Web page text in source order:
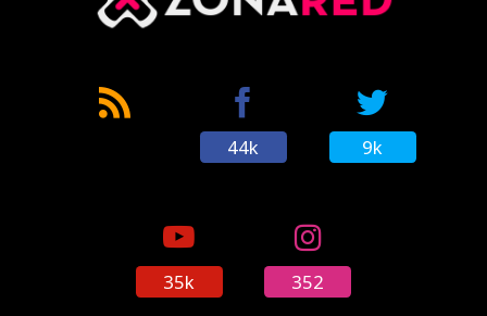
44k 9k
35k 352